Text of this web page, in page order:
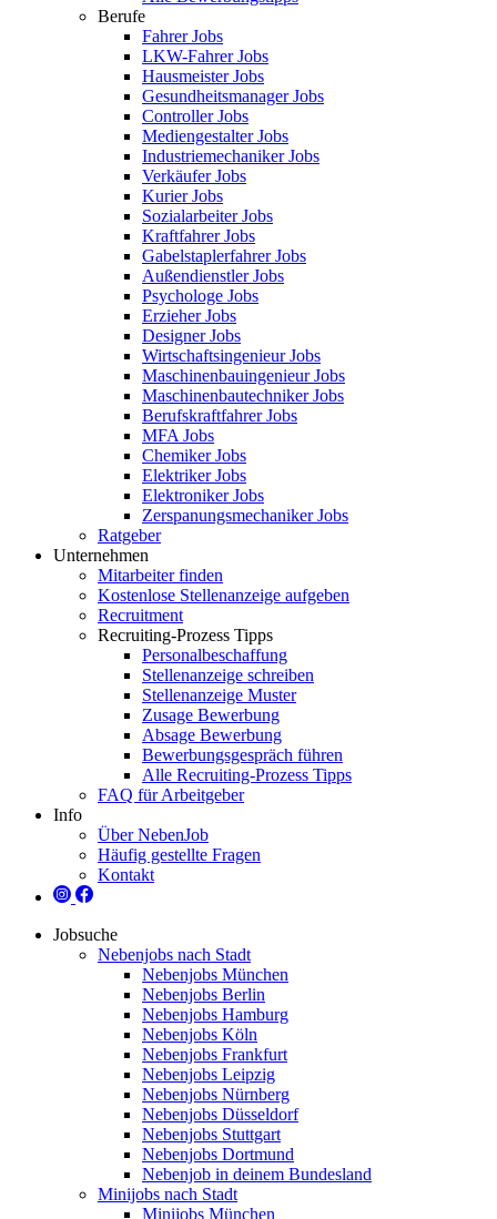
Berufe
Fahrer Jobs
LKW-Fahrer Jobs
Hausmeister Jobs
Gesundheitsmanager Jobs
Controller Jobs
Mediengestalter Jobs
Industriemechaniker Jobs
Verkäufer Jobs
Kurier Jobs
Sozialarbeiter Jobs
Kraftfahrer Jobs
Gabelstaplerfahrer Jobs
Außendienstler Jobs
Psychologe Jobs
Erzieher Jobs
Designer Jobs
Wirtschaftsingenieur Jobs
Maschinenbauingenieur Jobs
Maschinenbautechniker Jobs
Berufskraftfahrer Jobs
MFA Jobs
Chemiker Jobs
Elektriker Jobs
Elektroniker Jobs
Zerspanungsmechaniker Jobs
Ratgeber
Unternehmen
Mitarbeiter finden
Kostenlose Stellenanzeige aufgeben
Recruitment
Recruiting-Prozess Tipps
Personalbeschaffung
Stellenanzeige schreiben
Stellenanzeige Muster
Zusage Bewerbung
Absage Bewerbung
Bewerbungsgespräch führen
Alle Recruiting-Prozess Tipps
FAQ für Arbeitgeber
Info
Über NebenJob
Häufig gestellte Fragen
Kontakt
Jobsuche
Nebenjobs nach Stadt
Nebenjobs München
Nebenjobs Berlin
Nebenjobs Hamburg
Nebenjobs Köln
Nebenjobs Frankfurt
Nebenjobs Leipzig
Nebenjobs Nürnberg
Nebenjobs Düsseldorf
Nebenjobs Stuttgart
Nebenjobs Dortmund
Nebenjob in deinem Bundesland
Minijobs nach Stadt
Minijobs München